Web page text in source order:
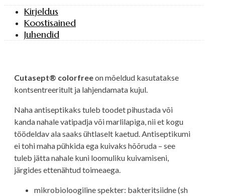
Kirjeldus
Koostisained
Juhendid
Cutasept® colorfreeon mõeldud kasutatakse
kontsentreeritult ja lahjendamata kujul.
Naha antiseptikaks tuleb toodet pihustada või
kanda nahale vatipadja või marlilapiga, nii et kogu
töödeldav ala saaks ühtlaselt kaetud. Antiseptikumi
ei tohi maha pühkida ega kuivaks hõõruda – see
tuleb jätta nahale kuni loomuliku kuivamiseni,
järgides ettenähtud toimeaega.
mikrobioloogiline spekter: bakteritsiidne (sh